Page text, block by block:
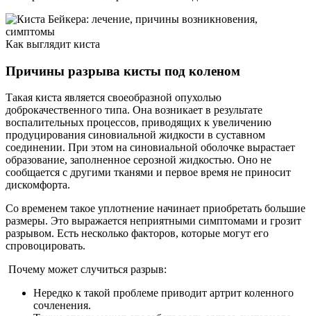
Как выглядит киста
Причины разрыва кисты под коленом
Такая киста является своеобразной опухолью
доброкачественного типа. Она возникает в результате
воспалительных процессов, приводящих к увеличению
продуцирования синовиальной жидкости в суставном
соединении. При этом на синовиальной оболочке вырастает
образование, заполненное серозной жидкостью. Оно не
сообщается с другими тканями и первое время не приносит
дискомфорта.
Со временем такое уплотнение начинает приобретать большие
размеры. Это выражается неприятными симптомами и грозит
разрывом. Есть несколько факторов, которые могут его
спровоцировать.
Почему может случиться разрыв:
Нередко к такой проблеме приводит артрит коленного
сочленения.